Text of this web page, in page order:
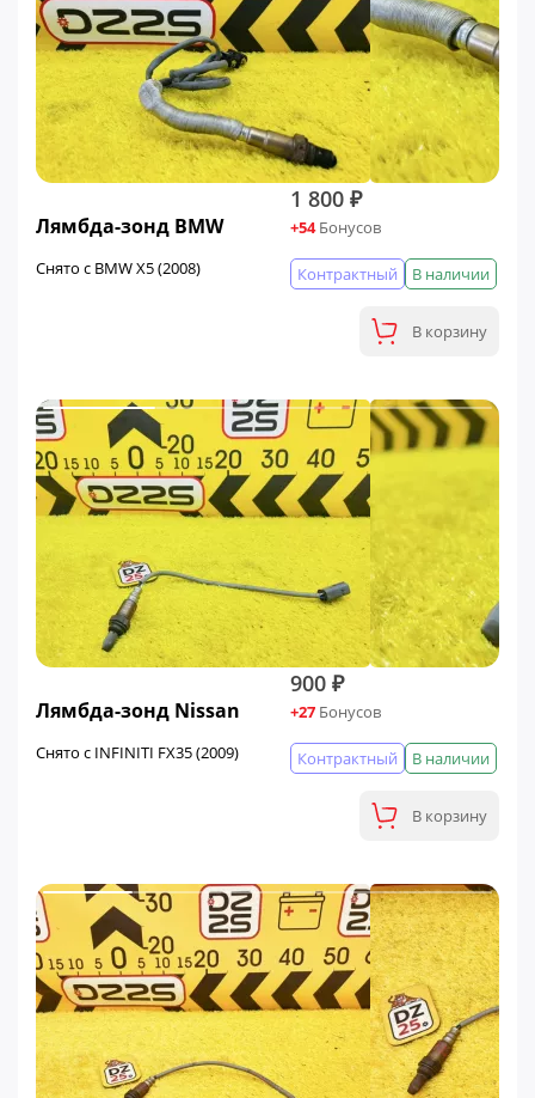
Лямбда-зонд BMW
Снято с BMW X5 (2008)
1 800 ₽
+54Бонусов
В наличии
Контрактный
В корзину
Лямбда-зонд Nissan
Снято с INFINITI FX35 (2009)
900 ₽
+27 Бонусов
В наличии
Контрактный
В корзину